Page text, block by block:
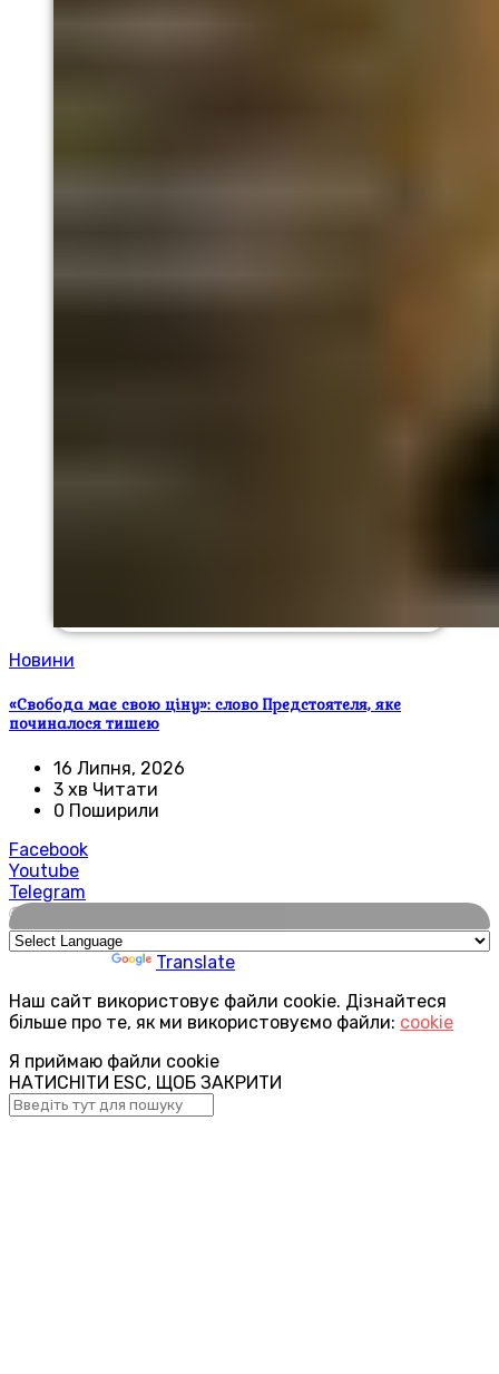
Новини
«Свобода має свою ціну»: слово Предстоятеля, яке
починалося тишею
16 Липня, 2026
3 хв Читати
0 Поширили
Facebook
Youtube
Telegram
🌍
Translate
Наш сайт використовує файли cookie. Дізнайтеся
більше про те, як ми використовуємо файли: cookie
Я приймаю файли cookie
НАТИСНІТИ ESC, ЩОБ ЗАКРИТИ